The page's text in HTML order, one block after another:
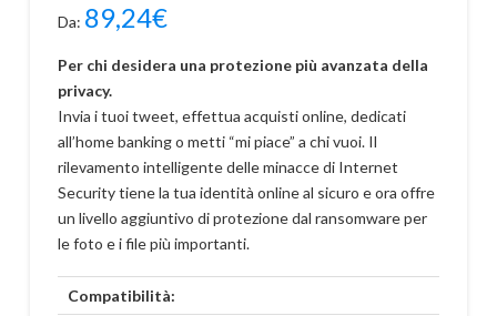
Da: 89,24€
Per chi desidera una protezione più avanzata della
privacy.
Invia i tuoi tweet, effettua acquisti online, dedicati
all’home banking o metti “mi piace” a chi vuoi. Il
rilevamento intelligente delle minacce di Internet
Security tiene la tua identità online al sicuro e ora offre
un livello aggiuntivo di protezione dal ransomware per
le foto e i file più importanti.
Compatibilità: